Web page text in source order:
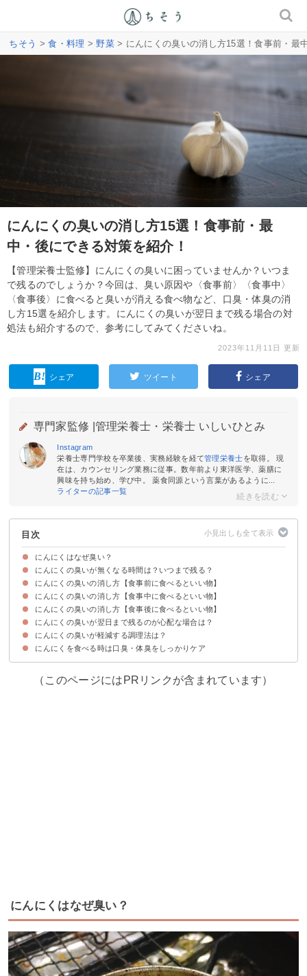
ちそう >食・料理 >野菜> にんにくの臭いの消し方15選！食事前・最
にんにくの臭いの消し方15選！食事前・最
中・後にできる対策を紹介！
【管理栄養士監修】にんにくの臭いに困っていませんか？いつま
で残るのでしょうか？今回は、臭い原因や〈食事前〉〈食事中〉
〈食事後〉に食べると臭いが消える食べ物など、口臭・体臭の消
し方15選を紹介します。にんにくの臭いが翌日まで残る場合の対
処法も紹介するので、参考にしてみてくださいね。
2023年11月11日 更新
シェア ツイート シェア
専門家監修 | 管理栄養士・栄養士 いしいひとみ
Instagram
栄養士専門学校を卒業後、実務経験を経て管理栄養士を取得。 現
在は、カウンセリング業務に従事。数年前より東洋医学、薬膳に
興味を持ち始め、学び中。 薬食同源という言葉があるように...
ライターの記事一覧
目次
にんにくはなぜ臭い？
硫黄化合物「アリシン」が原因
にんにくの臭いが無くなる時間は？いつまで残る？
翌日・翌々日まで残る場合もある
歯磨きしても体臭は消えない
にんにくの臭いの消し方【食事前に食べるといい物】
①牛乳
②ヨーグルト
③緑茶
④青汁
にんにくの臭いの消し方【食事中に食べるといい物】
⑤コーヒー
⑥チーズ
にんにくの臭いの消し方【食事後に食べるといい物】
⑦りんご（ジュースでもOK）
⑧チョコレート
⑨ウーロン茶
⑩大量の水
⑪ブレスケア商品
にんにくの臭いが翌日まで残るのが心配な場合は？
⑫お風呂に入る
⑬軽い運動をする
にんにくの臭いが軽減する調理法は？
⑭加熱調理する
⑮切ったあと空気にさらす
にんにくを食べる時は口臭・体臭をしっかりケア
（このページにはPRリンクが含まれています）
にんにくはなぜ臭い？